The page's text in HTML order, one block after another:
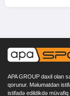
APA GROUP daxil olan
qorunur. Məlumatdan
istifadə edildikdə müvafiq